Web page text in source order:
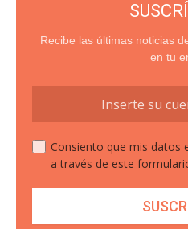
Recibe las últimas noticias
en tu
Consiento que mis datos
a través de este